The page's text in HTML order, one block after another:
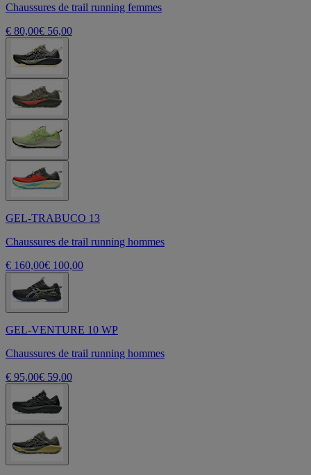
Chaussures de trail running femmes
€ 80,00€ 56,00
GEL-TRABUCO 13
Chaussures de trail running hommes
€ 160,00€ 100,00
GEL-VENTURE 10 WP
Chaussures de trail running hommes
€ 95,00€ 59,00